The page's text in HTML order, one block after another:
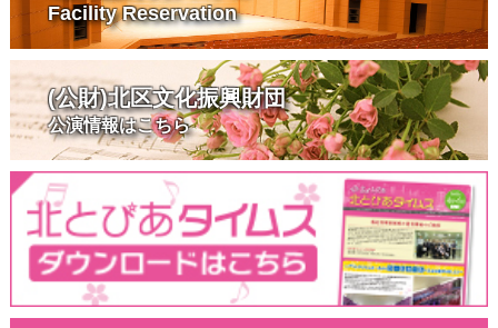
Facility Reservation
(公財)北区文化振興財団
公演情報はこちら